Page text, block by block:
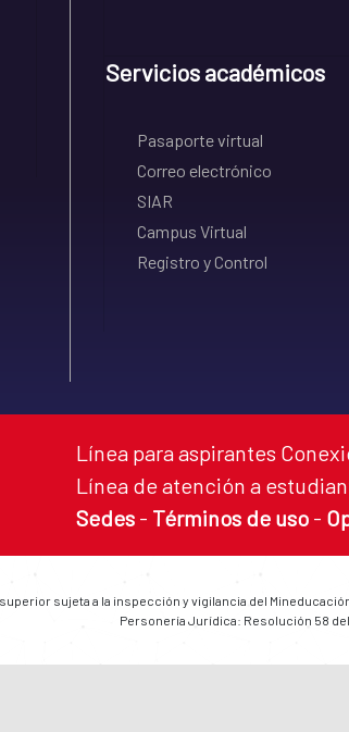
Servicios académicos
Pasaporte virtual
Correo electrónico
SIAR
Campus Virtual
Registro y Control
Línea para aspirantes
Línea de atención a
Sedes - Términos de uso -
sujeta a la inspección y vigilancia del
Personería Jurídica: Resolución 58